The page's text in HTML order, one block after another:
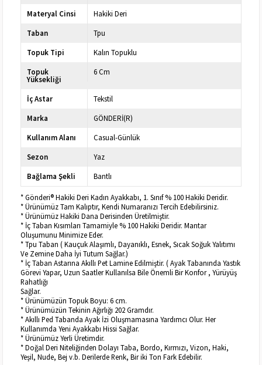
Materyal Cinsi
Hakiki Deri
Taban
Tpu
Topuk Tipi
Kalın Topuklu
Topuk
Yüksekliği
6 Cm
İç Astar
Tekstil
Marka
GÖNDERİ(R)
Kullanım Alanı
Casual-Günlük
Sezon
Yaz
Bağlama Şekli
Bantlı
* Gönderi® Hakiki Deri Kadın Ayakkabı, 1. Sınıf % 100 Hakiki Deridir.
* Ürünümüz Tam Kalıptır, Kendi Numaranızı Tercih Edebilirsiniz.
* Ürünümüz Hakiki Dana Derisinden Üretilmiştir.
* İç Taban Kısımları Tamamiyle % 100 Hakiki Deridir. Mantar
Oluşumunu Minimize Eder.
* Tpu Taban ( Kauçuk Alaşımlı, Dayanıklı, Esnek, Sıcak Soğuk Yalıtımı
Ve Zemine Daha İyi Tutum Sağlar.)
* İç Taban Astarına Akıllı Pet Lamine Edilmiştir. ( Ayak Tabanında Yastık
Görevi Yapar, Uzun Saatler Kullanılsa Bile Önemli Bir Konfor , Yürüyüş
Rahatlığı
Sağlar.
* Ürünümüzün Topuk Boyu: 6 cm.
* Ürünümüzün Tekinin Ağırlığı 202 Gramdır.
* Akıllı Ped Tabanda Ayak İzi Oluşmamasına Yardımcı Olur. Her
Kullanımda Yeni Ayakkabı Hissi Sağlar.
* Ürünümüz Yerli Üretimdir.
* Doğal Deri Niteliğinden Dolayı Taba, Bordo, Kırmızı, Vizon, Haki,
Yeşil, Nude, Bej v.b. Derilerde Renk, Bir iki Ton Fark Edebilir.